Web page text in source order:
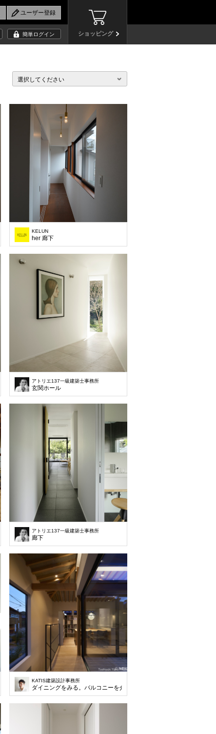
ショッピング
簡単ログイン
選択してください
KELUN
her 廊下
アトリエ137一級建築士事務所
玄関ホール
アトリエ137一級建築士事務所
廊下
KATIS建築設計事務所
ダイニングをみる。バルコニーを介してみることで広がりを感じられ